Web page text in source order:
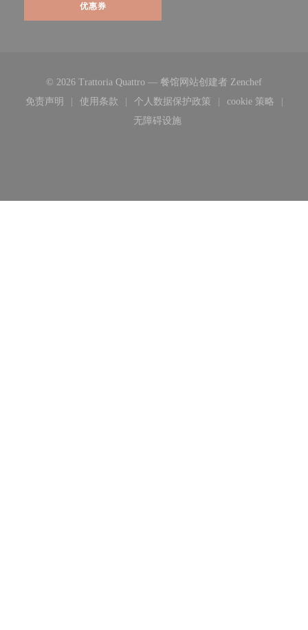
优惠券
© 2026 Trattoria Quattro — 餐馆网站创建者 Zenchef((在新窗
免责声明
((在新窗口中打开))
使用条款
((在新窗口中打开))
个人数据保护政策
((在新窗口中打开))
cookie 策略
((在新窗口
无障碍设施